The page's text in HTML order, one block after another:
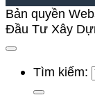
Bản quyền
Đầu Tư Xây
Tìm kiếm: